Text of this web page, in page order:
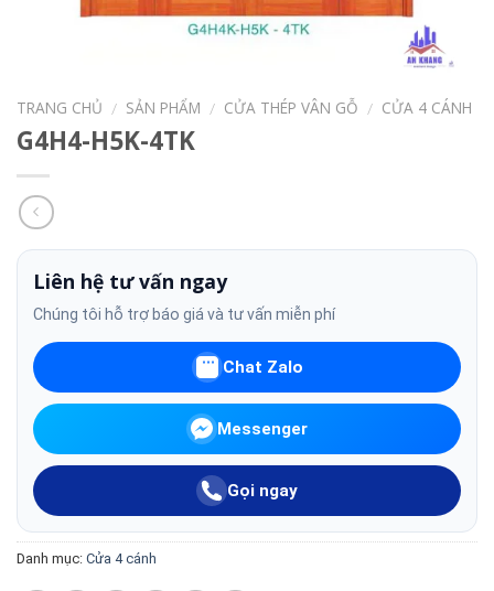
TRANG CHỦ / SẢN PHẨM / CỬA THÉP VÂN GỖ / CỬA 4 CÁNH
G4H4-H5K-4TK
Liên hệ tư vấn ngay
Chúng tôi hỗ trợ báo giá và tư vấn miễn phí
Chat Zalo
Messenger
Gọi ngay
Danh mục: Cửa 4 cánh